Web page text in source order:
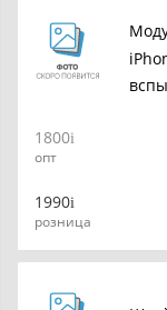
1800
опт
1990
розница